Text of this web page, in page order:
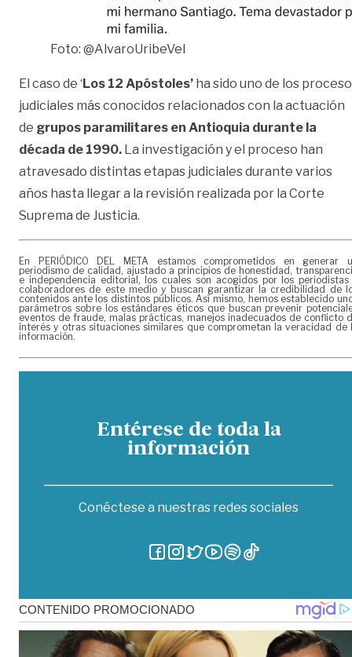
Foto: @AlvaroUribeVel
El caso de ‘Los 12 Apóstoles’ ha sido uno de los
judiciales más conocidos relacionados con la actuación
de grupos paramilitares en Antioquia durante la
década de 1990. La investigación y el proceso han
atravesado distintas etapas judiciales durante varios
años hasta llegar a la revisión realizada por la Corte
Suprema de Justicia.
En PERIÓDICO DEL META estamos comprometidos en generar
periodismo de calidad, ajustado a principios de honestidad,
e independencia editorial, los cuales son acogidos por los periodistas
colaboradores de este medio y buscan garantizar la credibilidad de
contenidos ante los distintos públicos. Así mismo, hemos establecido
parámetros sobre los estándares éticos que buscan prevenir
eventos de fraude, malas prácticas, manejos inadecuados de conflicto
interés y otras situaciones similares que comprometan la veracidad de
información.
Entérese de toda la
información
Conéctese a nuestras redes sociales